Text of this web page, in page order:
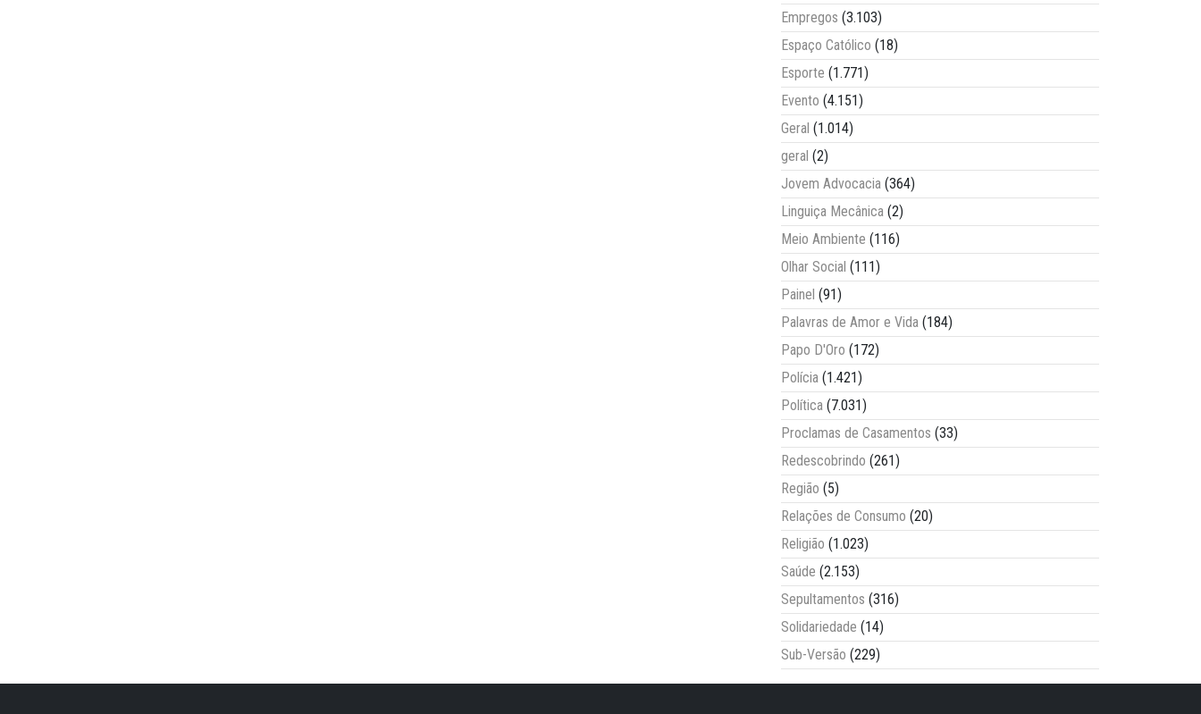
Empregos (3.103)
Espaço Católico (18)
Esporte (1.771)
Evento (4.151)
Geral (1.014)
geral (2)
Jovem Advocacia (364)
Linguiça Mecânica (2)
Meio Ambiente (116)
Olhar Social (111)
Painel (91)
Palavras de Amor e Vida (184)
Papo D'Oro (172)
Polícia (1.421)
Política (7.031)
Proclamas de Casamentos (33)
Redescobrindo (261)
Região (5)
Relações de Consumo (20)
Religião (1.023)
Saúde (2.153)
Sepultamentos (316)
Solidariedade (14)
Sub-Versão (229)